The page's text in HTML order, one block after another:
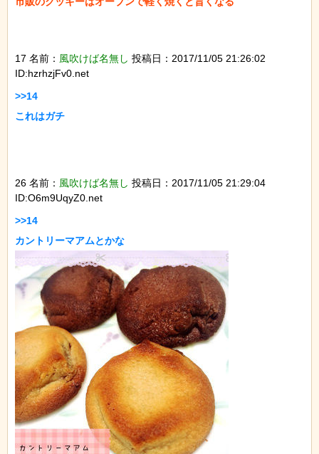
17 名前： 風吹けば名無し 投稿日：2017/11/05 21:26:02
ID:hzrhzjFv0.net
>>14
これはガチ
26 名前： 風吹けば名無し 投稿日：2017/11/05 21:29:04
ID:O6m9UqyZ0.net
>>14